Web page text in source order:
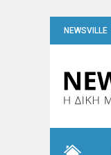
NEWSVILLE